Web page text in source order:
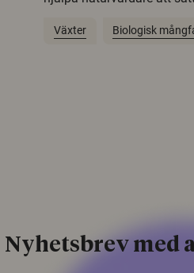
Växter Biologisk
Nyhetsbrev med